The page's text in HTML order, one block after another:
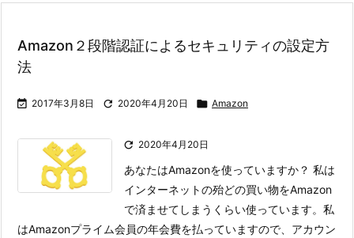
Amazon２段階認証によるセキュリティの設定方
法
 2017年3月8日  2020年4月20日  Amazon
 2020年4月20日
あなたはAmazonを使っていますか？ 私は
インターネットの殆どの買い物をAmazon
で済ませてしまうくらい使っています。私
はAmazonプライム会員の年会費を払っていますので、アカウン